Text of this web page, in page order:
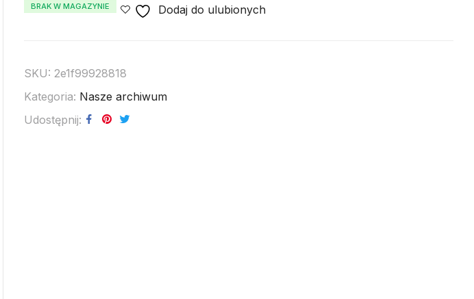
BRAK W MAGAZYNIE Dodaj do ulubionych
SKU: 2e1f99928818
Kategoria: Nasze archiwum
Udostępnij